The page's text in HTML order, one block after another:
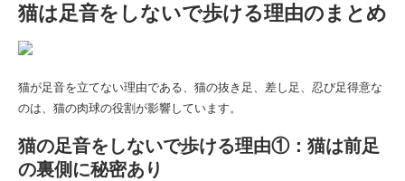
猫は足音をしないで歩ける理由のまとめ
猫が足音を立てない理由である、猫の抜き足、差し足、忍び足得意な
のは、猫の肉球の役割が影響しています。
猫の足音をしないで歩ける理由①：猫は前足
の裏側に秘密あり